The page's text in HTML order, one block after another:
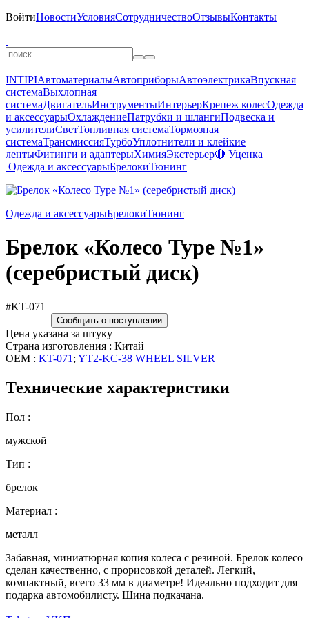
ВойтиНовостиУсловияСотрудничествоОтзывыКонтакты
INTIPIАвтоматериалыАвтоприборыАвтоэлектрикаВпускная
системаВыхлопная
системаДвигательИнструментыИнтерьерКрепеж колесОдежда
и аксессуарыОхлаждениеПатрубки и шлангиПодвеска и
усилителиСветТопливная системаТормозная
системаТрансмиссияТурбоУплотнители и клейкие
лентыФитинги и адаптерыХимияЭкстерьер🔴 Уценка
Одежда и аксессуарыБрелокиТюнинг
Одежда и аксессуарыБрелокиТюнинг
Брелoк «Колесо Type №1»
(серебристый диск)
#KT-071
Сообщить о поступлении
Цена указана за штуку
Страна изготовления : Китай
OEM : KT-071 ; YT2-KC-38 WHEEL SILVER
Технические характеристики
Пол :
мужской
Тип :
брелок
Материал :
металл
Забавная, миниатюрная копия колеса с резиной. Брелок колесо
сделан качественно, с прорисовкой деталей. Легкий,
компактный, всего 33 мм в диаметре! Идеально подходит для
подарка автомобилисту. Шина подкачана.